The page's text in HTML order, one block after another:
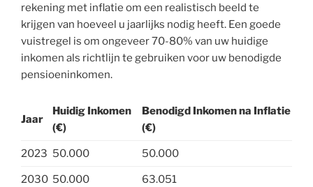
rekening met inflatie om een realistisch beeld te
krijgen van hoeveel u jaarlijks nodig heeft. Een goede
vuistregel is om ongeveer 70-80% van uw huidige
inkomen als richtlijn te gebruiken voor uw benodigde
pensioeninkomen.
Jaar
Huidig Inkomen
(€)
Benodigd Inkomen na Inflatie
(€)
2023 50.000 50.000
2030 50.000 63.051